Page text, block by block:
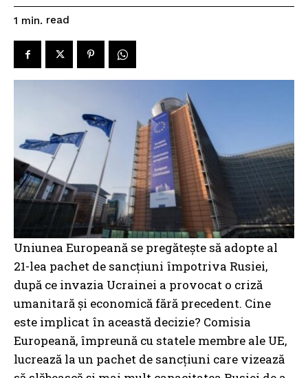
1 min. read
Uniunea Europeană se pregătește să adopte al
21-lea pachet de sancțiuni împotriva Rusiei,
după ce invazia Ucrainei a provocat o criză
umanitară și economică fără precedent. Cine
este implicat în această decizie? Comisia
Europeană, împreună cu statele membre ale UE,
lucrează la un pachet de sancțiuni care vizează